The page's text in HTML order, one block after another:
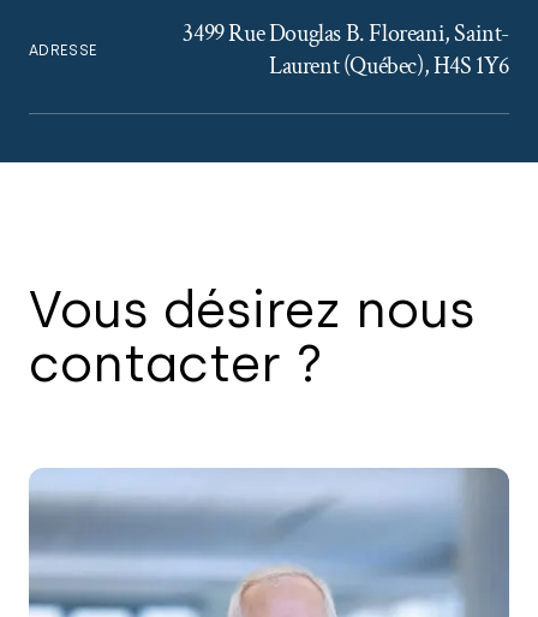
ADRESSE
3499 Rue Douglas B. Floreani, Saint-
Laurent (Québec), H4S 1Y6
Vous désirez nous
contacter ?